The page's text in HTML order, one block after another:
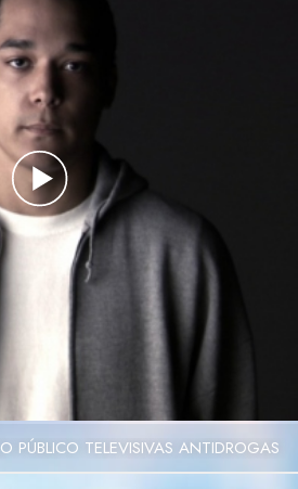
Play
Video
PÚBLICO TELEVISIVAS ANTIDROGAS